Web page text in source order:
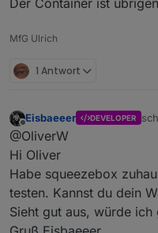
Der Container ist
MfG Ulrich
1 Antwort
Offline
Eisbaeeer DEVELOPER
@OliverW
Hi Oliver
Habe squeezebox
testen. Kannst du dein
Sieht gut aus, würde